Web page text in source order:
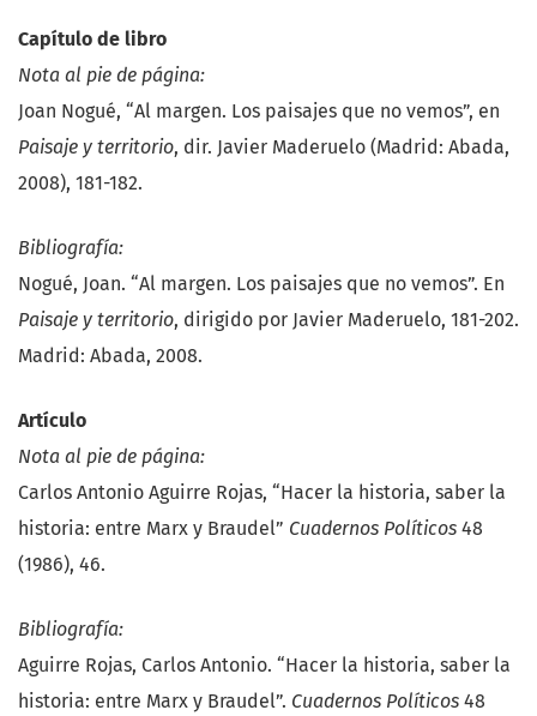
Capítulo de libro
Nota al pie de página:
Joan Nogué, “Al margen. Los paisajes que no vemos”, en
Paisaje y territorio, dir. Javier Maderuelo (Madrid: Abada,
2008), 181-182.
Bibliografía:
Nogué, Joan. “Al margen. Los paisajes que no vemos”. En
Paisaje y territorio, dirigido por Javier Maderuelo, 181-202.
Madrid: Abada, 2008.
Artículo
Nota al pie de página:
Carlos Antonio Aguirre Rojas, “Hacer la historia, saber la
historia: entre Marx y Braudel” Cuadernos Políticos 48
(1986), 46.
Bibliografía:
Aguirre Rojas, Carlos Antonio. “Hacer la historia, saber la
historia: entre Marx y Braudel”. Cuadernos Políticos 48